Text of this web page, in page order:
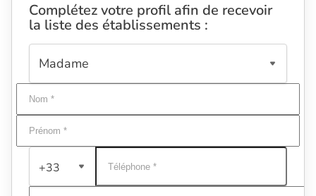
Complétez votre profil afin de recevoir
la liste des établissements :
+33